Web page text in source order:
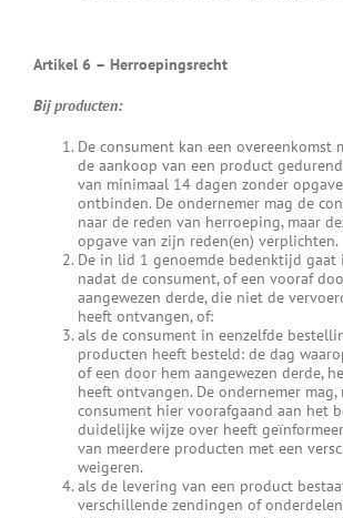
Artikel 6 – Herroepingsrecht
Bij producten:
De consument kan een
de aankoop van een product
van minimaal 14 dagen zonder
ontbinden. De ondernemer mag de
naar de reden van herroeping, maar
opgave van zijn reden(en) verplichten.
De in lid 1 genoemde bedenktijd gaat
nadat de consument, of een vooraf
aangewezen derde, die niet de
heeft ontvangen, of:
als de consument in eenzelfde
producten heeft besteld: de dag
of een door hem aangewezen derde,
heeft ontvangen. De ondernemer
consument hier voorafgaand aan het
duidelijke wijze over heeft
van meerdere producten met een
weigeren.
als de levering van een product
verschillende zendingen of